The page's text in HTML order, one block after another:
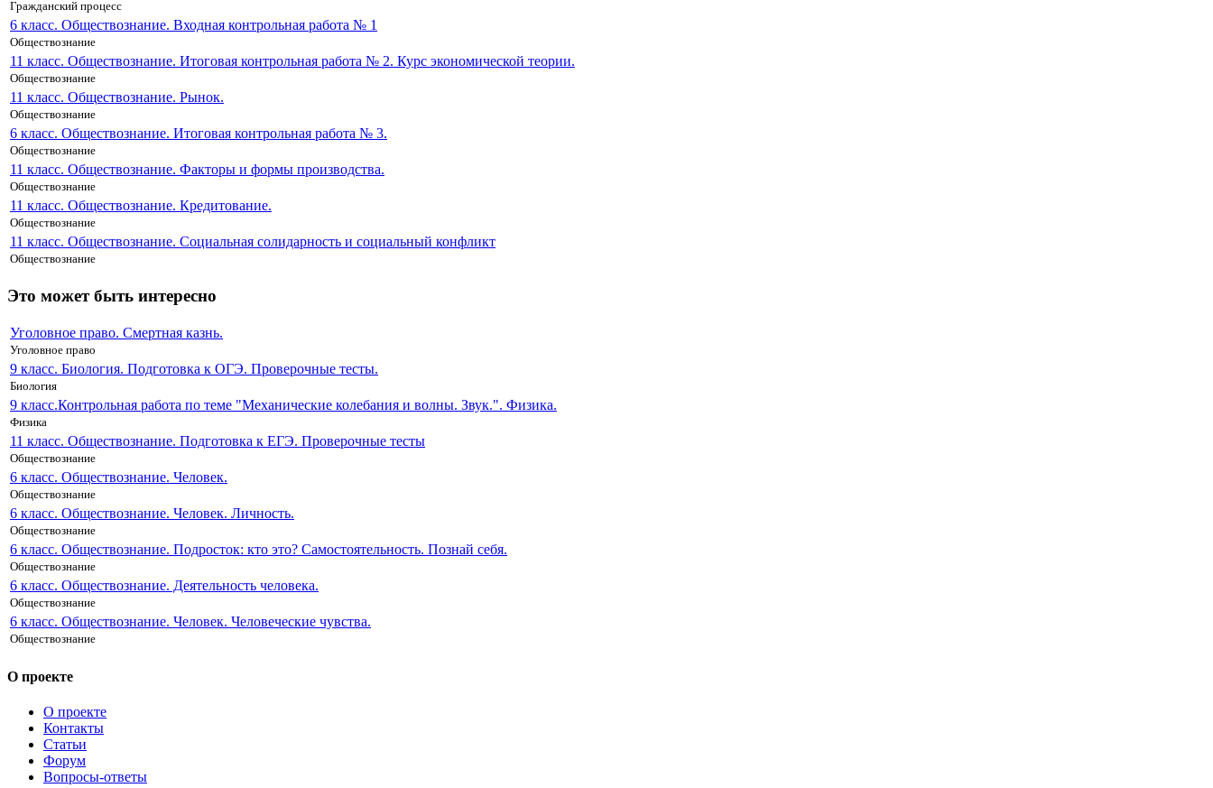
Гражданский процесс
6 класс. Обществознание. Входная контрольная работа № 1
Обществознание
11 класс. Обществознание. Итоговая контрольная работа № 2. Курс экономической теории.
Обществознание
11 класс. Обществознание. Рынок.
Обществознание
6 класс. Обществознание. Итоговая контрольная работа № 3.
Обществознание
11 класс. Обществознание. Факторы и формы производства.
Обществознание
11 класс. Обществознание. Кредитование.
Обществознание
11 класс. Обществознание. Социальная солидарность и социальный конфликт
Обществознание
Это может быть интересно
Уголовное право. Смертная казнь.
Уголовное право
9 класс. Биология. Подготовка к ОГЭ. Проверочные тесты.
Биология
9 класс.Контрольная работа по теме "Механические колебания и волны. Звук.". Физика.
Физика
11 класс. Обществознание. Подготовка к ЕГЭ. Проверочные тесты
Обществознание
6 класс. Обществознание. Человек.
Обществознание
6 класс. Обществознание. Человек. Личность.
Обществознание
6 класс. Обществознание. Подросток: кто это? Самостоятельность. Познай себя.
Обществознание
6 класс. Обществознание. Деятельность человека.
Обществознание
6 класс. Обществознание. Человек. Человеческие чувства.
Обществознание
О проекте
О проекте
Контакты
Статьи
Форум
Вопросы-ответы